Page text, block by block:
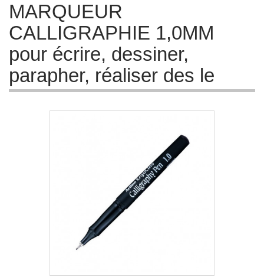
MARQUEUR
CALLIGRAPHIE 1,0MM
pour écrire, dessiner,
parapher, réaliser des le